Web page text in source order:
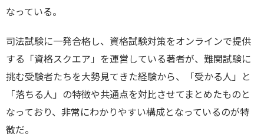
なっている。
司法試験に一発合格し、資格試験対策をオンラインで提供
する「資格スクエア」を運営している著者が、難関試験に
挑む受験者たちを大勢見てきた経験から、「受かる人」と
「落ちる人」の特徴や共通点を対比させてまとめたものと
なっており、非常にわかりやすい構成となっているのが特
徴だ。